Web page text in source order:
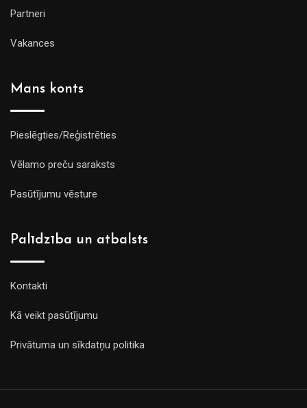
Partneri
Vakances
Mans konts
Pieslēgties/Reģistrēties
Vēlamo preču saraksts
Pasūtījumu vēsture
Palīdzība un atbalsts
Kontakti
Kā veikt pasūtījumu
Privātuma un sīkdatņu politika